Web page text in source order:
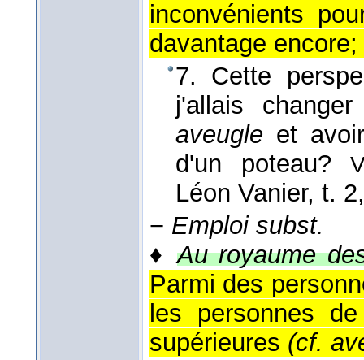
inconvénients
davantage
7. Cette
j'allais
aveugle et
d'un poteau?
Léon Vanier, t. 2
− Emploi subst.
♦Au royaume
Parmi des
les personnes
supérieures (cf.